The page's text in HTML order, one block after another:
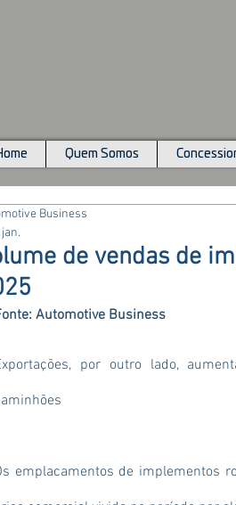
Quem Somos
de vendas de
Business
Automotive Business
por outro lado,
emplacamentos de implementos